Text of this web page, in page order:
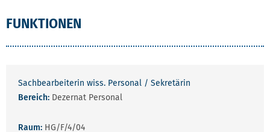
FUNKTIONEN
Sachbearbeiterin wiss. Personal / Sekretärin
Bereich: Dezernat Personal
Raum: HG/F/4/04